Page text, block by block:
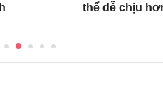
thể dễ chịu